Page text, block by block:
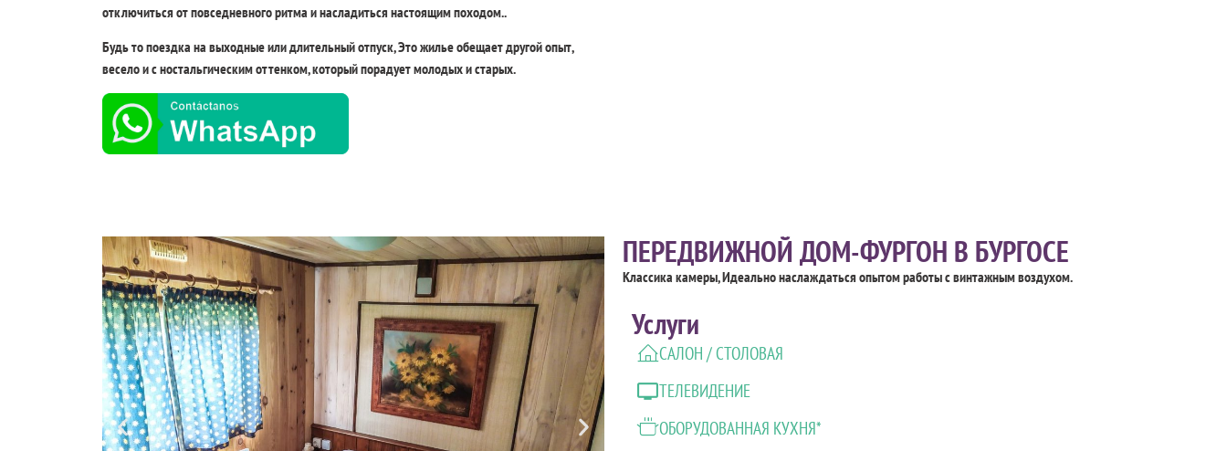
отключиться от повседневного ритма и насладиться настоящим походом..
Будь то поездка на выходные или длительный отпуск, Это жилье обещает другой опыт,
весело и с ностальгическим оттенком, который порадует молодых и старых.
ПЕРЕДВИЖНОЙ ДОМ-ФУРГОН В БУРГОСЕ
Классика камеры, Идеально наслаждаться опытом работы с винтажным воздухом.
Услуги
САЛОН / СТОЛОВАЯ
ТЕЛЕВИДЕНИЕ
ОБОРУДОВАННАЯ КУХНЯ*